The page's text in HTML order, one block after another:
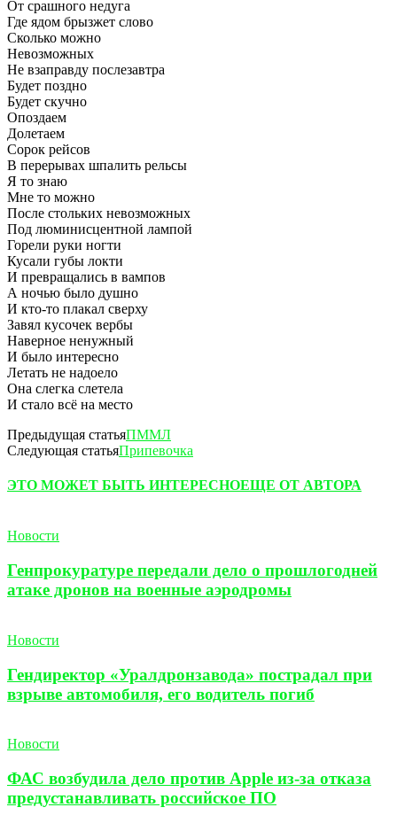
От срашного недуга
Где ядом брызжет слово
Сколько можно
Невозможных
Не взаправду послезавтра
Будет поздно
Будет скучно
Опоздаем
Долетаем
Сорок рейсов
В перерывах шпалить рельсы
Я то знаю
Мне то можно
После стольких невозможных
Под люминисцентной лампой
Горели руки ногти
Кусали губы локти
И превращались в вампов
А ночью было душно
И кто-то плакал сверху
Завял кусочек вербы
Наверное ненужный
И было интересно
Летать не надоело
Она слегка слетела
И стало всё на место
Предыдущая статьяПММЛ
Следующая статьяПрипевочка
ЭТО МОЖЕТ БЫТЬ ИНТЕРЕСНОЕЩЕ ОТ АВТОРА
Новости
Генпрокуратуре передали дело о прошлогодней
атаке дронов на военные аэродромы
Новости
Гендиректор «Уралдронзавода» пострадал при
взрыве автомобиля, его водитель погиб
Новости
ФАС возбудила дело против Apple из-за отказа
предустанавливать российское ПО